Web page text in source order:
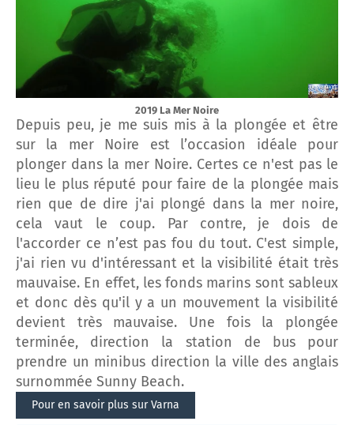
2019 La Mer Noire
Depuis peu, je me suis mis à la plongée et être
sur la mer Noire est l’occasion idéale pour
plonger dans la mer Noire. Certes ce n'est pas le
lieu le plus réputé pour faire de la plongée mais
rien que de dire j'ai plongé dans la mer noire,
cela vaut le coup. Par contre, je dois de
l'accorder ce n’est pas fou du tout. C'est simple,
j'ai rien vu d'intéressant et la visibilité était très
mauvaise. En effet, les fonds marins sont sableux
et donc dès qu'il y a un mouvement la visibilité
devient très mauvaise. Une fois la plongée
terminée, direction la station de bus pour
prendre un minibus direction la ville des anglais
surnommée Sunny Beach.
Pour en savoir plus sur Varna